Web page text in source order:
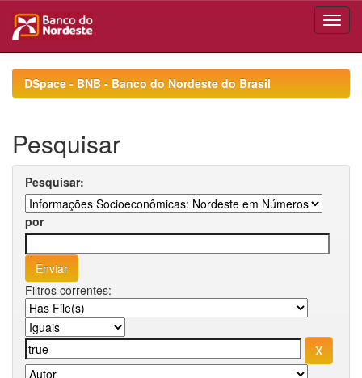
navigationDSpace - BNB - Banco do Nordeste do Brasil
Pesquisar
Pesquisar:
por
Filtros correntes: